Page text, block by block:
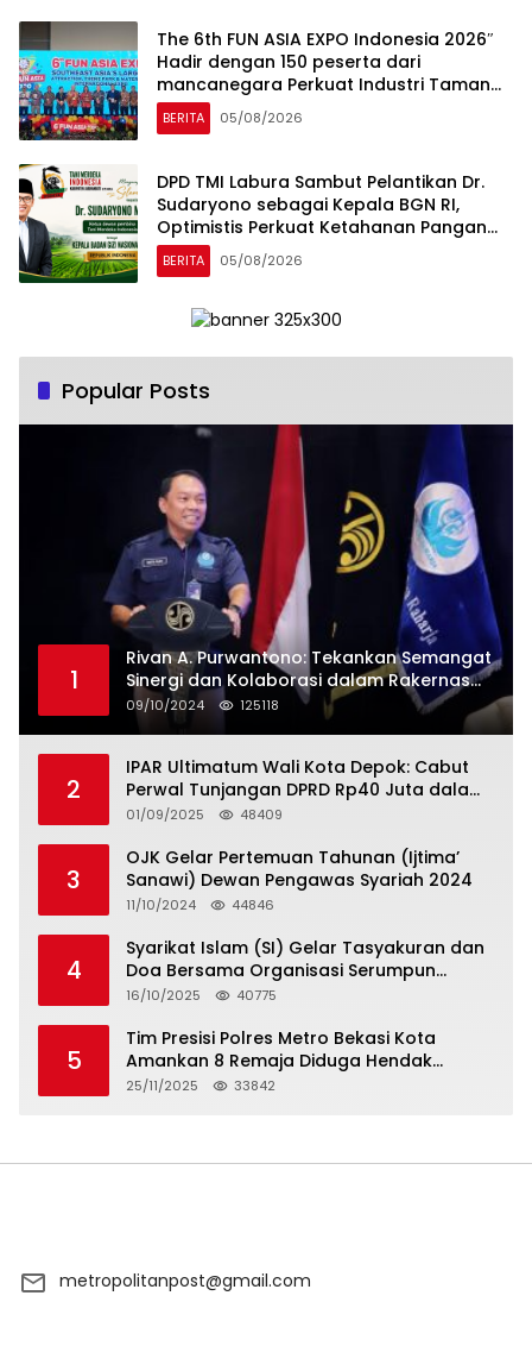
The 6th FUN ASIA EXPO Indonesia 2026″
Hadir dengan 150 peserta dari
mancanegara Perkuat Industri Taman
Rekreasi dan Ekosistem Pariwisata di
Tanah Air
BERITA 05/08/2026
DPD TMI Labura Sambut Pelantikan Dr.
Sudaryono sebagai Kepala BGN RI,
Optimistis Perkuat Ketahanan Pangan
dan Gizi Nasional
BERITA 05/08/2026
Popular Posts
1
Rivan A. Purwantono: Tekankan Semangat
Sinergi dan Kolaborasi dalam Rakernas
Serikat Pekerja Jasa Raharja
09/10/2024 125118
2
IPAR Ultimatum Wali Kota Depok: Cabut
Perwal Tunjangan DPRD Rp40 Juta dalam
5 Hari atau Hadapi Aksi Rakyat
01/09/2025 48409
3
OJK Gelar Pertemuan Tahunan (Ijtima’
Sanawi) Dewan Pengawas Syariah 2024
11/10/2024 44846
4
Syarikat Islam (SI) Gelar Tasyakuran dan
Doa Bersama Organisasi Serumpun
Syarikat Islam Doa
16/10/2025 40775
5
Tim Presisi Polres Metro Bekasi Kota
Amankan 8 Remaja Diduga Hendak
Tawuran
25/11/2025 33842
metropolitanpost@gmail.com